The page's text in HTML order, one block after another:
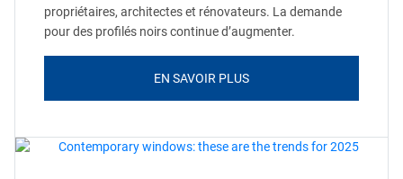
propriétaires, architectes et rénovateurs. La demande
pour des profilés noirs continue d’augmenter.
EN SAVOIR PLUS